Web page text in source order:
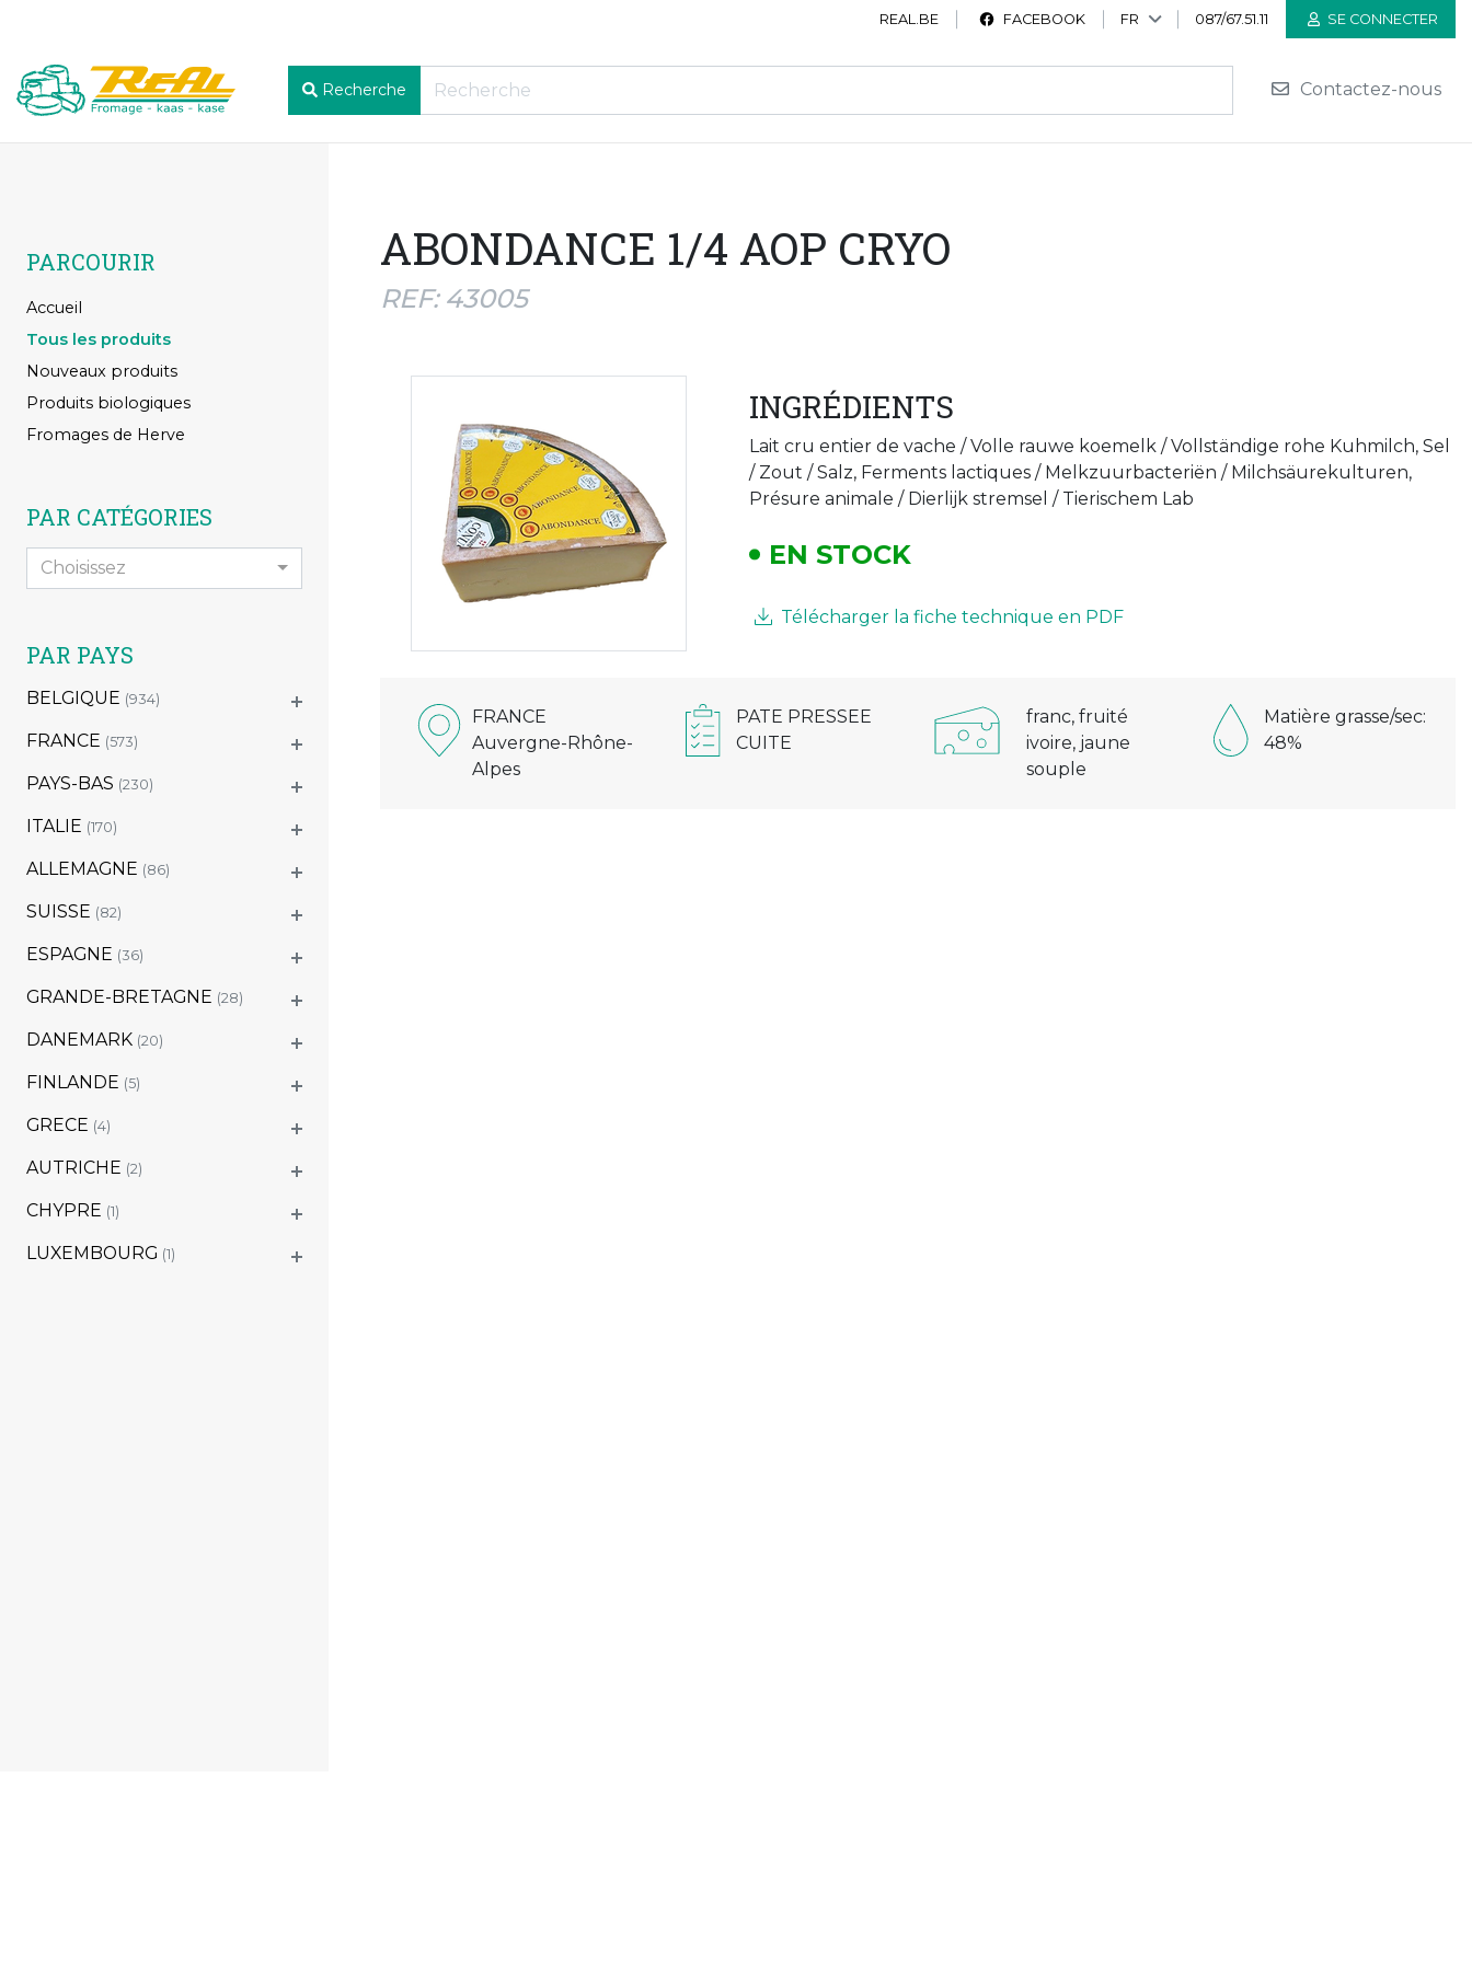
REAL.BE FACEBOOK FR 087/67.51.11 SE CONNECTER
Recherche Contactez-nous
PARCOURIR
Accueil
Tous les produits
Nouveaux produits
Produits biologiques
Fromages de Herve
PAR CATÉGORIES
Choisissez
PAR PAYS
BELGIQUE (934)
FRANCE (573)
PAYS-BAS (230)
ITALIE (170)
ALLEMAGNE (86)
SUISSE (82)
ESPAGNE (36)
GRANDE-BRETAGNE (28)
DANEMARK (20)
FINLANDE (5)
GRECE (4)
AUTRICHE (2)
CHYPRE (1)
LUXEMBOURG (1)
ABONDANCE 1/4 AOP CRYO
REF: 43005
INGRÉDIENTS
Lait cru entier de vache / Volle rauwe koemelk / Vollständige rohe Kuhmilch, Sel
/ Zout / Salz, Ferments lactiques / Melkzuurbacteriën / Milchsäurekulturen,
Présure animale / Dierlijk stremsel / Tierischem Lab
EN STOCK
Télécharger la fiche technique en PDF
FRANCE
Auvergne-Rhône-
Alpes
PATE PRESSEE
CUITE
franc, fruité
ivoire, jaune
souple
Matière grasse/sec:
48%